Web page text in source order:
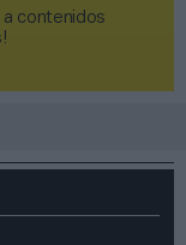
a contenidos